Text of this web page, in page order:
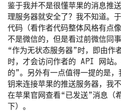
鉴于我并不是很懂苹果的消息推
理服务器就安全了？我不知道。
代码（看作者代码整体风格有点
不是微信的，但是看过前微信同
“作为无状态服务器”时，即由作
时，才会访问作者的 API 网站
的”。另外有一点值得一提的是
钥来连接苹果的推送服务器，我
在苹果官网查看“已发送”消息（
下）。